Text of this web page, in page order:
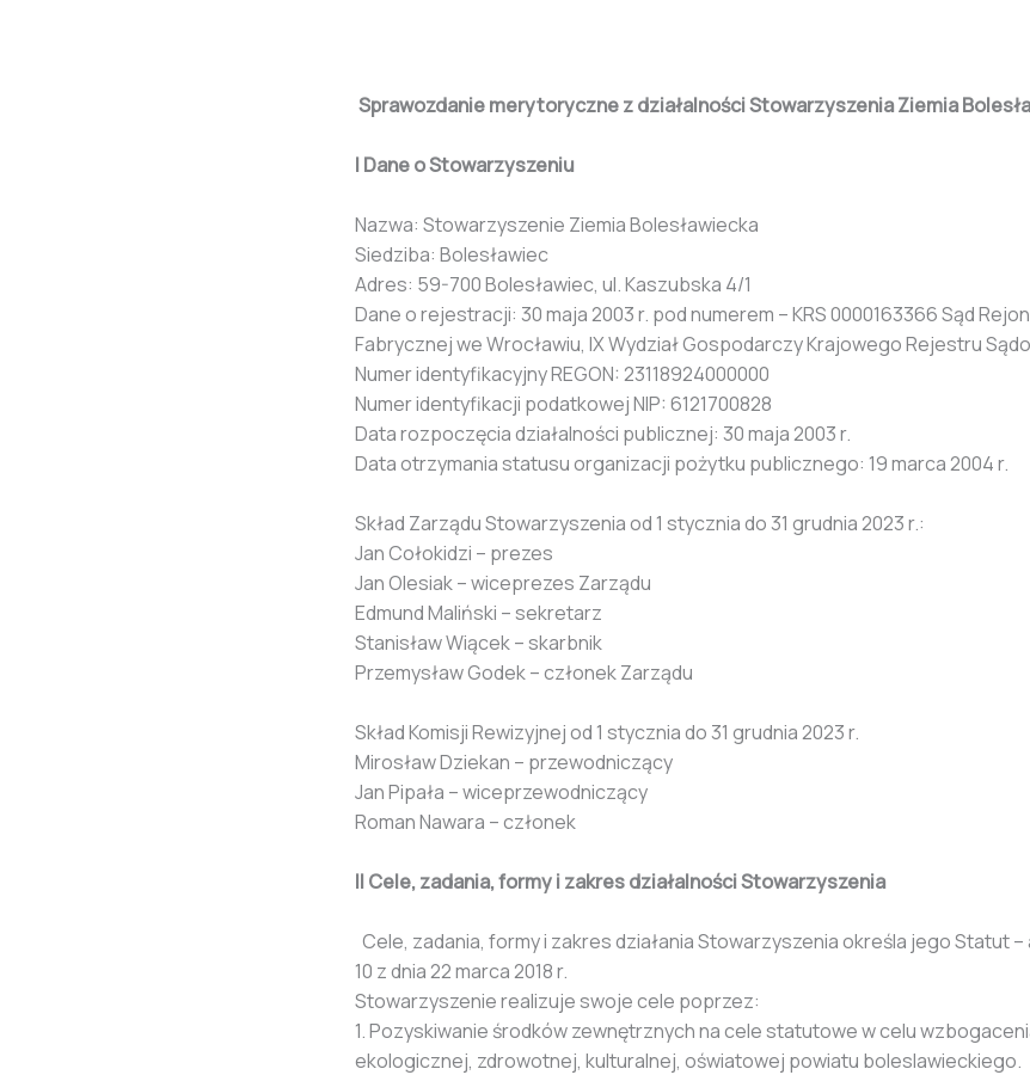
Sprawozdanie merytoryczne z działalności Stowarzyszenia Ziemia
I Dane o Stowarzyszeniu
Nazwa: Stowarzyszenie Ziemia Bolesławiecka
Siedziba: Bolesławiec
Adres: 59-700 Bolesławiec, ul. Kaszubska 4/1
Dane o rejestracji: 30 maja 2003 r. pod numerem – KRS 0000163366 Sąd
Fabrycznej we Wrocławiu, IX Wydział Gospodarczy Krajowego Rejestru
Numer identyfikacyjny REGON: 23118924000000
Numer identyfikacji podatkowej NIP: 6121700828
Data rozpoczęcia działalności publicznej: 30 maja 2003 r.
Data otrzymania statusu organizacji pożytku publicznego: 19 marca 2004 r.
Skład Zarządu Stowarzyszenia od 1 stycznia do 31 grudnia 2023 r.:
Jan Cołokidzi – prezes
Jan Olesiak – wiceprezes Zarządu
Edmund Maliński – sekretarz
Stanisław Wiącek – skarbnik
Przemysław Godek – członek Zarządu
Skład Komisji Rewizyjnej od 1 stycznia do 31 grudnia 2023 r.
Mirosław Dziekan – przewodniczący
Jan Pipała – wiceprzewodniczący
Roman Nawara – członek
II Cele, zadania, formy i zakres działalności Stowarzyszenia
Cele, zadania, formy i zakres działania Stowarzyszenia określa jego Statut
10 z dnia 22 marca 2018 r.
Stowarzyszenie realizuje swoje cele poprzez:
1. Pozyskiwanie środków zewnętrznych na cele statutowe w celu
ekologicznej, zdrowotnej, kulturalnej, oświatowej powiatu boleslawieckiego.